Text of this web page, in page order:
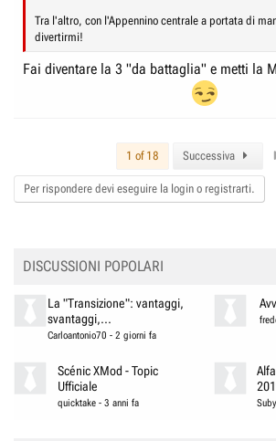
Tra l'altro, con l'Appennino centrale a portata di
divertirmi!
Fai diventare la 3 "da battaglia" e metti la
1 of 18 Successiva
Per rispondere devi eseguire la login o registrarti.
DISCUSSIONI POPOLARI
La "Transizione": vantaggi,
svantaggi,...
Carloantonio70 - 2 giorni fa
Scénic XMod - Topic
Ufficiale
quicktake -3 anni fa